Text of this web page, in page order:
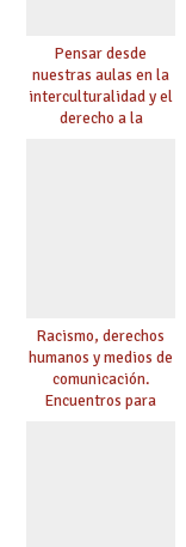
Pensar desde
nuestras aulas en la
interculturalidad y el
derecho a la
Racismo, derechos
humanos y medios de
comunicación.
Encuentros para